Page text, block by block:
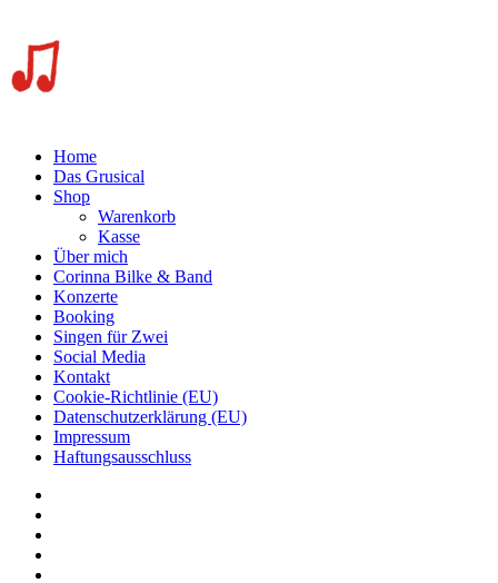
Home
Das Grusical
Shop
Warenkorb
Kasse
Über mich
Corinna Bilke & Band
Konzerte
Booking
Singen für Zwei
Social Media
Kontakt
Cookie-Richtlinie (EU)
Datenschutzerklärung (EU)
Impressum
Haftungsausschluss